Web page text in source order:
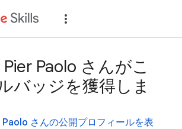
Paolo さんがこ
バッジを獲得しま
さんの公開プロフィールを表